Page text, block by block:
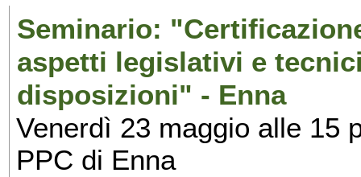
Seminario:
aspetti legislativi e
disposizioni" - Enna
Venerdì 23 maggio alle 15
PPC di Enna